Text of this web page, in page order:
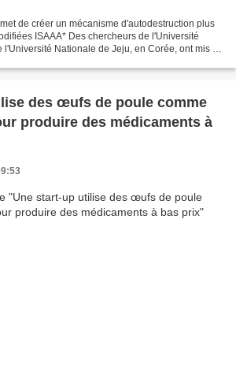
de créer un mécanisme d'autodestruction plus
ISAAA* Des chercheurs de l'Université
l'Université Nationale de Jeju, en Corée, ont mis au
des œufs de poule comme
produire des médicaments à